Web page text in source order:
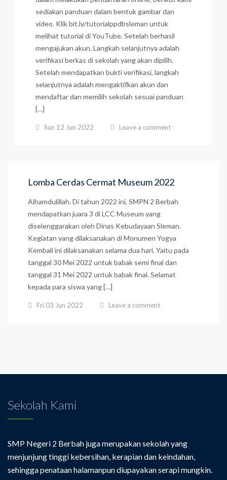
sediakan panduan dalam bentuk gambar dan
video. Klik bit.ly/tutorialppdbsleman untuk
melihat tutorial di YouTube. Setelah berhasil
mengajukan akun. Langkah selanjutnya adalah
verifikasi berkas di sekolah yang akan dipilih.
Setelah mendapatkan bukti verifikasi, langkah
selanjutnya adalah mengaktifkan akun dan
mendaftar dan memilih sekolah sesuai panduan
[…]
Sun 12 Jun 2022 Leave a comment
Lomba Cerdas Cermat Museum 2022
Alhamdulillah. Di tahun 2022 ini, SMPN 2 Berbah
mendapatkan juara 3 di LCC Museum yang
diselenggarakan oleh Dinas Kebudayaan Sleman.
Kegiatan yang dilaksanakan di Monumen Yogya
Kembali ini dilaksanakan selama dua hari. Yaitu pada
tanggal 30 Mei 2022 untuk babak semi final dan
tanggal 31 Mei 2022 untuk babak final. Selamat
kepada para siswa yang […]
Fri 03 Jun 2022 Leave a comment
Sekolah Kami
SMP Negeri 2 Berbah juga merupakan sekolah yang
menjunjung tinggi kebersihan, kerapian dan keindahan,
sehingga penataan halamanpun diupayakan serapi mungkin.